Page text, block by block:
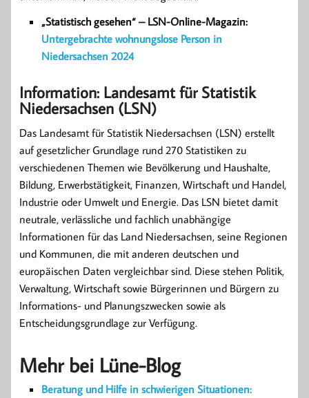
„Statistisch gesehen“ – LSN-Online-Magazin:
Untergebrachte wohnungslose Person in
Niedersachsen 2024
Information: Landesamt für Statistik
Niedersachsen (LSN)
Das Landesamt für Statistik Niedersachsen (LSN) erstellt
auf gesetzlicher Grundlage rund 270 Statistiken zu
verschiedenen Themen wie Bevölkerung und Haushalte,
Bildung, Erwerbstätigkeit, Finanzen, Wirtschaft und Handel,
Industrie oder Umwelt und Energie. Das LSN bietet damit
neutrale, verlässliche und fachlich unabhängige
Informationen für das Land Niedersachsen, seine Regionen
und Kommunen, die mit anderen deutschen und
europäischen Daten vergleichbar sind. Diese stehen Politik,
Verwaltung, Wirtschaft sowie Bürgerinnen und Bürgern zu
Informations- und Planungszwecken sowie als
Entscheidungsgrundlage zur Verfügung.
Mehr bei Lüne-Blog
Beratung und Hilfe in schwierigen Situationen: